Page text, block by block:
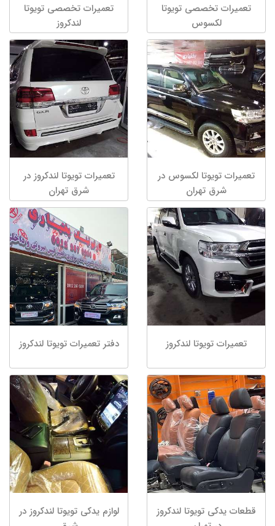
تعمیرات تخصصی تویوتا
لکسوس
تعمیرات تخصصی تویوتا
لندکروز
تعمیرات تویوتا لکسوس در
شرق تهران
تعمیرات تویوتا لندکروز در
شرق تهران
تعمیرات تویوتا لندکروز دفتر تعمیرات تویوتا لندکروز
قطعات یدکی تویوتا لندکروز
لوازم یدکی تویوتا لندکروز در